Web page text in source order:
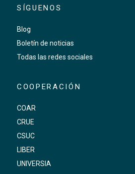
SÍGUENOS
Blog
Boletín de noticias
Todas las redes sociales
COOPERACIÓN
COAR
CRUE
CSUC
LIBER
UNIVERSIA